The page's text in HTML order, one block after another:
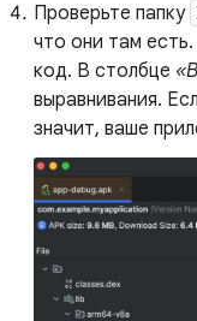
Проверьте папку
что они там
код. В столбце
выравнивания.
значит, ваше